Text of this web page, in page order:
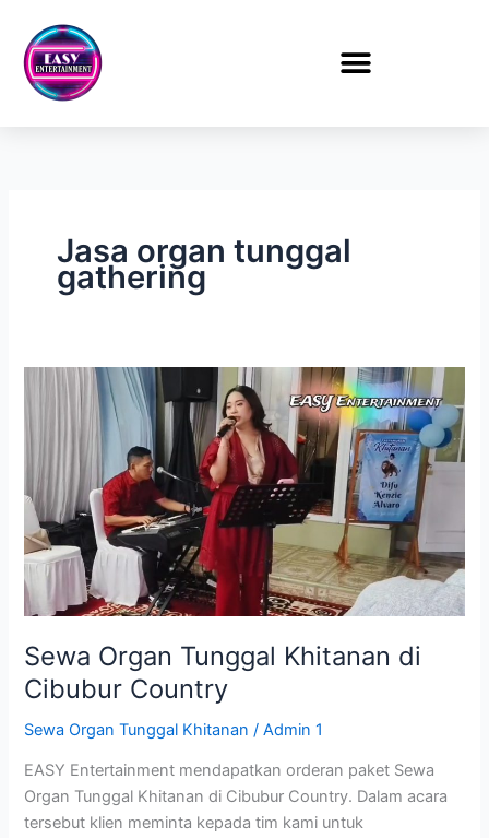
konten
Jasa organ tunggal
gathering
Sewa Organ Tunggal Khitanan di
Cibubur Country
Sewa Organ Tunggal Khitanan /Admin 1
EASY Entertainment mendapatkan orderan paket Sewa
Organ Tunggal Khitanan di Cibubur Country. Dalam acara
tersebut klien meminta kepada tim kami untuk
Sewa
Tunggal
Khitanan
Cibubur
Country